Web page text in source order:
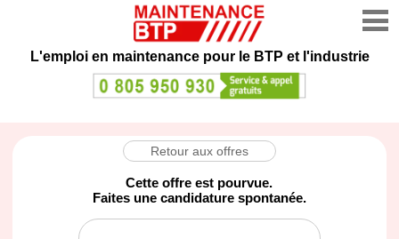
L'emploi en maintenance pour le BTP et l'industrie
Retour aux offres
Cette offre est pourvue.
Faites une candidature spontanée.